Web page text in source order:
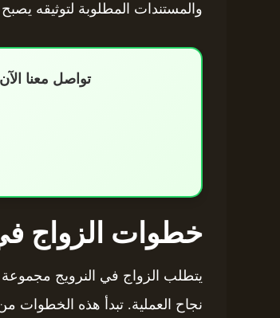
والمستندات المطلوبة لتوثيقه
تواصل معنا
خطوات الزواج
يتطلب الزواج في النرويج
نجاح العملية. تبدأ هذه